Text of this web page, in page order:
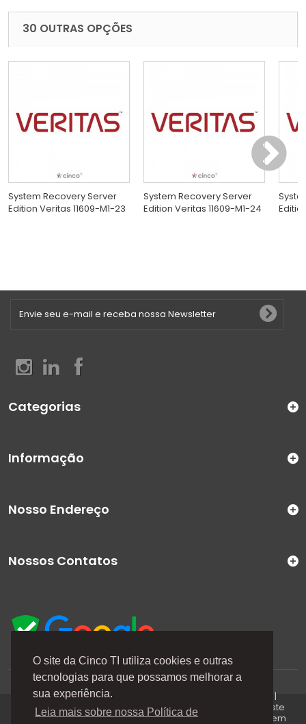
O site da Cinco TI utiliza cookies e outras
tecnologias para que possamos melhorar a
sua experiência.
Leia mais sobre nossa Política de
30 OUTRAS OPÇÕES
System Recovery Server
Edition Veritas 11609-M1-23
System Recovery Server
Edition Veritas 11609-M1-24
Categorias
Informação
A Cinco TI (5TI) é uma marca registrada de CINCO TI
COMERCIO E SERVICOS LTDA | CNPJ: 08.307.867/0001-04 |
Todos os direitos reservados. Os preços anunciados neste
site ou via e-mails promocionais podem ser alterados sem
Nosso Endereço
Nossos Contatos